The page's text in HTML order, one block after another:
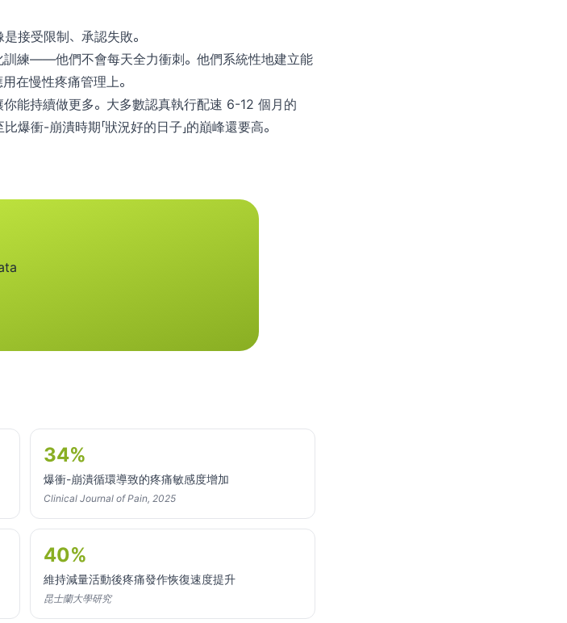
接受限制、承認失敗。
訓練——他們不會每天全力衝刺。他們系統性地建立能
在慢性疼痛管理上。
能持續做更多。大多數認真執行配速 6-12 個月的
衝-崩潰時期「狀況好的日子」的巔峰還要高。
34%
爆衝-崩潰循環導致的疼痛敏感度增加
Clinical Journal of Pain, 2025
40%
維持減量活動後疼痛發作恢復速度提升
昆士蘭大學研究